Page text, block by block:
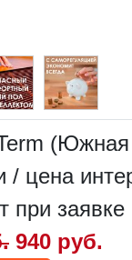
/ цена
при заявке
940 руб.